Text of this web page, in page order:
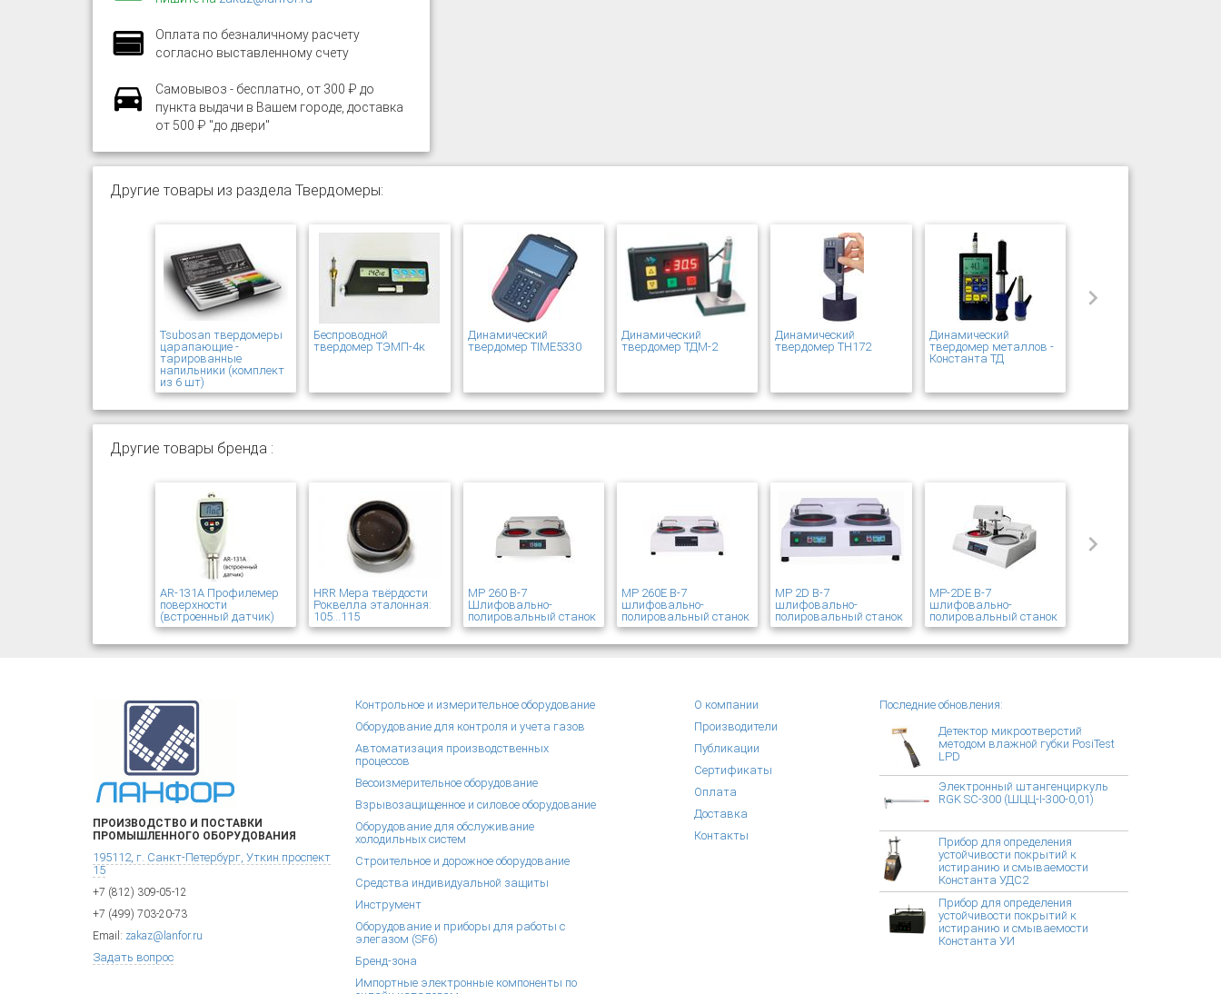
Оплата по безналичному расчету
согласно выставленному счету
Самовывоз - бесплатно, от 300 ₽ до
пункта выдачи в Вашем городе, доставка
от 500 ₽ "до двери"
Другие товары из раздела Твердомеры:
Tsubosan твердомеры
царапающие -
тарированные
напильники (комплект
из 6 шт)
Беспроводной
твердомер ТЭМП-4к
Динамический
твердомер TIME5330
Динамический
твердомер ТДМ-2
Динамический
твердомер ТН172
Динамический
твердомер металлов -
Константа ТД
Другие товары бренда :
AR-131A Профилемер
поверхности
(встроенный датчик)
HRR Мера твёрдости
Роквелла эталонная:
105...115
MP 260 В-7
Шлифовально-
полировальный станок
MP 260E В-7
шлифовально-
полировальный станок
MP 2D В-7
шлифовально-
полировальный станок
MP-2DE В-7
шлифовально-
полировальный станок
ПРОИЗВОДСТВО И ПОСТАВКИ
ПРОМЫШЛЕННОГО ОБОРУДОВАНИЯ
195112, г. Санкт-Петербург, Уткин проспект
15
+7 (812) 309-05-12
+7 (499) 703-20-73
Email: zakaz@lanfor.ru
Задать вопрос
Контрольное и измерительное оборудование
Оборудование для контроля и учета газов
Автоматизация производственных
процессов
Весоизмерительное оборудование
Взрывозащищенное и силовое оборудование
Оборудование для обслуживание
холодильных систем
Строительное и дорожное оборудование
Средства индивидуальной защиты
Инструмент
Оборудование и приборы для работы с
элегазом (SF6)
Бренд-зона
Импортные электронные компоненты по
О компании
Производители
Публикации
Сертификаты
Оплата
Доставка
Контакты
Последние обновления:
Детектор микроотверстий
методом влажной губки PosiTest
LPD
Электронный штангенциркуль
RGK SC-300 (ШЦЦ-I-300-0,01)
Прибор для определения
устойчивости покрытий к
истиранию и смываемости
Константа УДС2
Прибор для определения
устойчивости покрытий к
истиранию и смываемости
Константа УИ